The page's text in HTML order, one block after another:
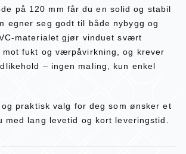
på 120 mm får du en solid og stabil
egner seg godt til både nybygg og
materialet gjør vinduet svært
mot fukt og værpåvirkning, og krever
– ingen maling, kun enkel
praktisk valg for deg som ønsker et
med lang levetid og kort leveringstid.